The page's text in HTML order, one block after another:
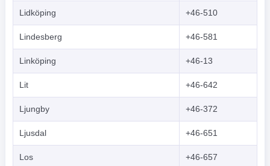
Lidköping +46-510
Lindesberg +46-581
Linköping +46-13
Lit +46-642
Ljungby +46-372
Ljusdal +46-651
Los +46-657